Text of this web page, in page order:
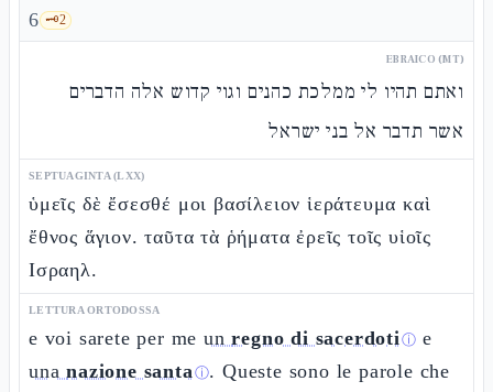
6 🗝️2
EBRAICO (MT)
ואתם תהיו לי ממלכת כהנים וגוי קדוש אלה הדברים
אשר תדבר אל בני ישראל
SEPTUAGINTA (LXX)
ὑμεῖς δὲ ἔσεσθέ μοι βασίλειον ἱεράτευμα καὶ
ἔθνος ἅγιον. ταῦτα τὰ ῥήματα ἐρεῖς τοῖς υἱοῖς
Ισραηλ.
LETTURA ORTODOSSA
e voi sarete per meunregno di sacerdotiⓘ e
unanazione santaⓘ. Queste sono le parole che